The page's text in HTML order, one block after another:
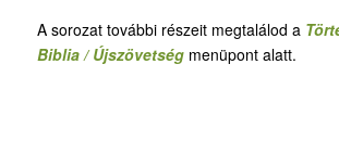
A sorozat további részeit megtalálod a
Biblia / Újszövetségmenüpont alatt.